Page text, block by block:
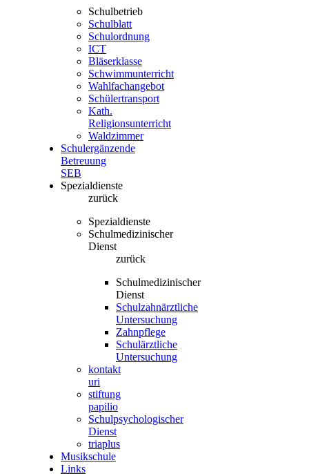
Schulbetrieb
Schulblatt
Schulordnung
ICT
Bläserklasse
Schwimmunterricht
Wahlfachangebot
Schülertransport
Kath.
Religionsunterricht
Waldzimmer
Schulergänzende
Betreuung
SEB
Spezialdienste
zurück
Spezialdienste
Schulmedizinischer
Dienst
zurück
Schulmedizinischer
Dienst
Schulzahnärztliche
Untersuchung
Zahnpflege
Schulärztliche
Untersuchung
kontakt
uri
stiftung
papilio
Schulpsychologischer
Dienst
triaplus
Musikschule
Links